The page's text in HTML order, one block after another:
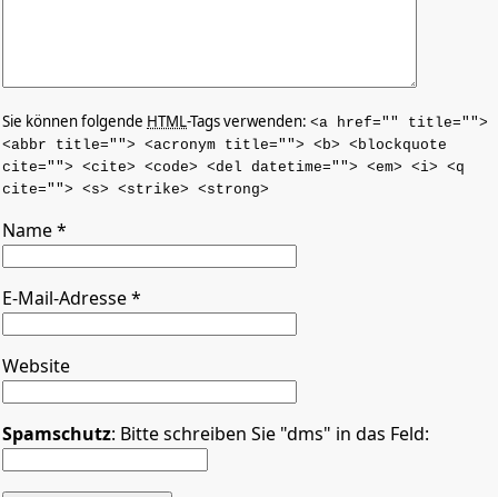
Sie können folgende HTML-Tags verwenden: <a href="" title="">
<abbr title=""> <acronym title=""> <b> <blockquote
cite=""> <cite> <code> <del datetime=""> <em> <i> <q
cite=""> <s> <strike> <strong>
Name*
E-Mail-Adresse*
Website
Spamschutz: Bitte schreiben Sie "dms" in das Feld: